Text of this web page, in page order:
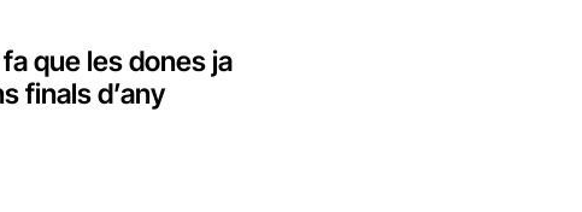
que les dones ja
finals d’any